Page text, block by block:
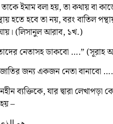
ইমাম বলা হয়, তা কথায় বা
হতে হবে তা নয়, বরং বাতিল
যায়। (লিসানুল আরাব, ১খ.)
নেতাসহ ডাকবো ….”
জন্য একজন নেতা বানাবো
ব্যক্তিকে, যার দ্বারা
–